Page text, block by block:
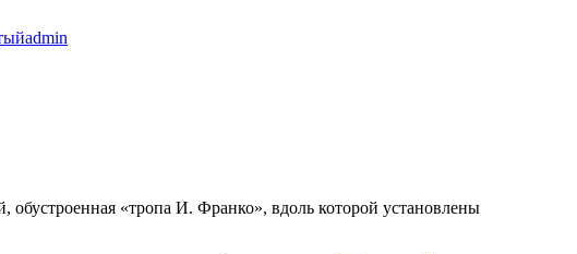
admin
обустроенная «тропа И. Франко», вдоль которой установлены